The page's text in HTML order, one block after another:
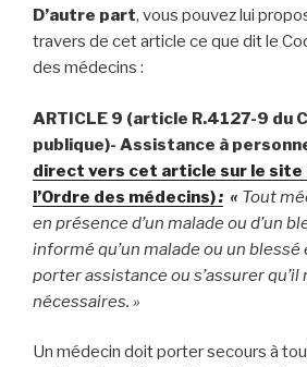
D’autre part, vous pouvez lui
travers de cet article ce que dit le
des médecins :
ARTICLE 9 (article R.4127-9 du
publique)- Assistance à
direct vers cet article sur le site
l’Ordre des médecins): « Tout
en présence d’un malade ou d’un
informé qu’un malade ou un
porter assistance ou s’assurer
nécessaires. »
Un médecin doit porter secours à